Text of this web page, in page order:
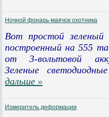
Ночной фонарь-маячок охотника
Вот простой зеленый
построенный на 555
от 3-вольтовой
Зеленые
дальше »
Измеритель деформации